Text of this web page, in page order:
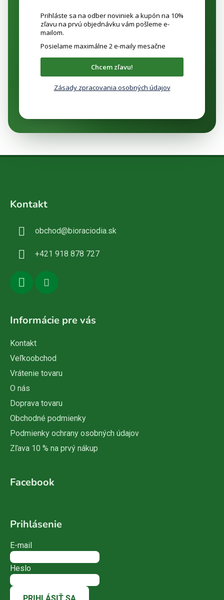
Prihláste sa na odber noviniek a kupón na 10%
zľavu na prvú objednávku vám pošleme e-
mailom.
Posielame maximálne 2 e-maily mesačne
Chcem zľavu!
Zásady zpracovania osobných údajov
Kontakt
obchod@bioraciodia.sk
+421 918 878 727
Informácie pre vás
Kontakt
Veľkoobchod
Vrátenie tovaru
O nás
Doprava tovaru
Obchodné podmienky
Podmienky ochrany osobných údajov
Zľava 10 % na prvý nákup
Facebook
Prihlásenie
E-mail
Heslo
PRIHLÁSIŤ SA